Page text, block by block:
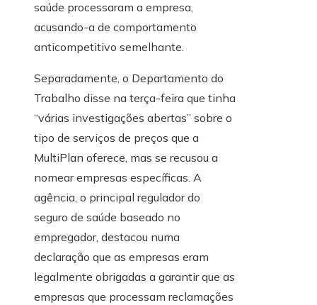
saúde processaram a empresa,
acusando-a de comportamento
anticompetitivo semelhante.
Separadamente, o Departamento do
Trabalho disse na terça-feira que tinha
“várias investigações abertas” sobre o
tipo de serviços de preços que a
MultiPlan oferece, mas se recusou a
nomear empresas específicas. A
agência, o principal regulador do
seguro de saúde baseado no
empregador, destacou numa
declaração que as empresas eram
legalmente obrigadas a garantir que as
empresas que processam reclamações